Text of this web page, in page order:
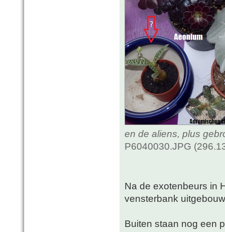
en de aliens, plus
P6040030.JPG
Na de exotenbeurs in
vensterbank
Buiten staan nog een